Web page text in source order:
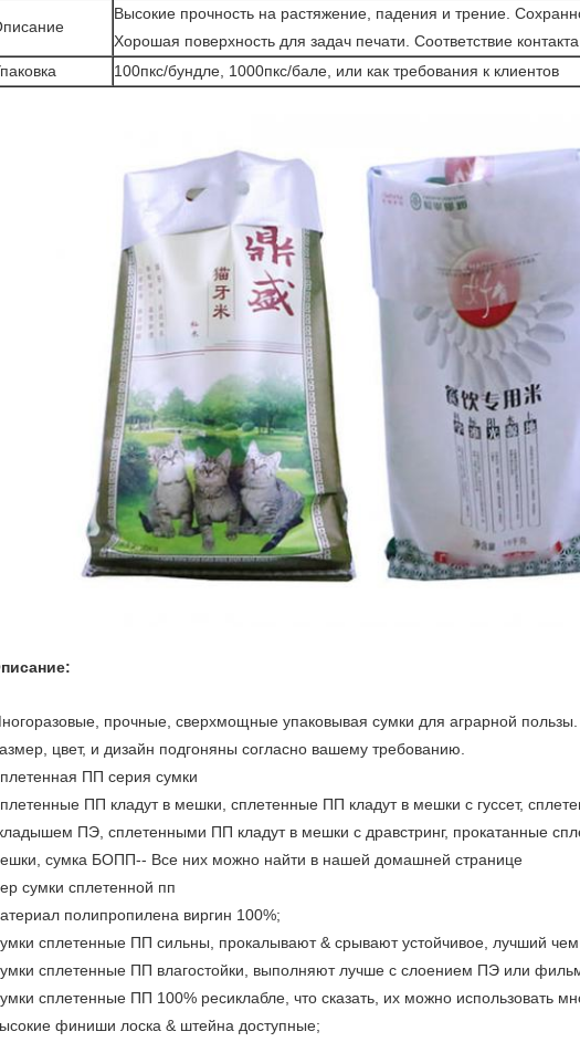
Высокие прочность на растяжение, падения и трение.
Хорошая поверхность для задач печати. Соответствие
100пкс/бундле, 1000пкс/бале, или как требования к клиентов
прочные, сверхмощные упаковывая сумки для аграрной пользы.
цвет, и дизайн подгоняны согласно вашему требованию.
ПП серия сумки
ПП кладут в мешки, сплетенные ПП кладут в мешки с гуссет,
ПЭ, сплетенными ПП кладут в мешки с дравстринг, прокатанные
сумка БОПП-- Все них можно найти в нашей домашней странице
сумки сплетенной пп
полипропилена виргин 100%;
сплетенные ПП сильны, прокалывают & срывают устойчивое, лучший
сплетенные ПП влагостойки, выполняют лучше с слоением ПЭ или
сплетенные ПП 100% ресиклабле, что сказать, их можно использовать
финиши лоска & штейна доступные;